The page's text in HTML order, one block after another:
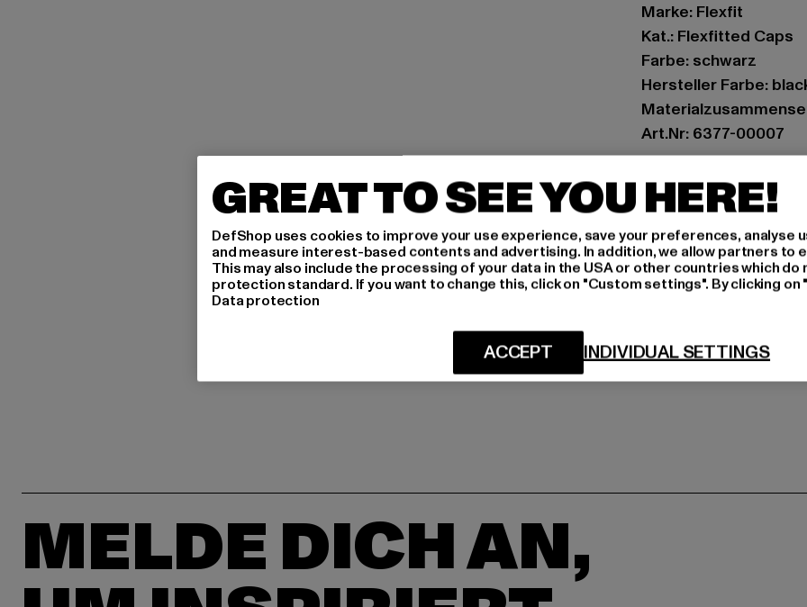
Marke: Flexfit
Kat.: Flexfitted Caps
Farbe: schwarz
Hersteller Farbe:
Art.Nr: 6377-00007
Hersteller: TB
Dr.-Robert-Murjahn-
GRÖSSE
LIEFERUNG &
MELDE DICH AN,
GREAT TO SEE YOU HERE!
DefShop uses cookies to improve your use experience, save your preferences, analyse
and measure interest-based contents and advertising. In addition, we allow partners to
This may also include the processing of your data in the USA or other countries which do
protection standard. If you want to change this, click on "Custom settings". By clicking
Data protection
INDIVIDUAL SETTINGS
ACCEPT